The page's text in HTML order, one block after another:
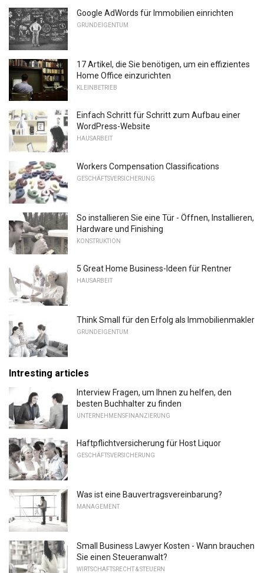
Google AdWords für Immobilien einrichten
GRUNDEIGENTUM
17 Artikel, die Sie benötigen, um ein effizientes
Home Office einzurichten
KLEINBETRIEB
Einfach Schritt für Schritt zum Aufbau einer
WordPress-Website
HAUSARBEIT
Workers Compensation Classifications
GESCHÄFTSVERSICHERUNG
So installieren Sie eine Tür - Öffnen, Installieren,
Hardware und Finishing
KONSTRUKTION
5 Great Home Business-Ideen für Rentner
HAUSARBEIT
Think Small für den Erfolg als Immobilienmakler
GRUNDEIGENTUM
Intresting articles
Interview Fragen, um Ihnen zu helfen, den
besten Buchhalter zu finden
UNTERNEHMENSFINANZIERUNG
Haftpflichtversicherung für Host Liquor
GESCHÄFTSVERSICHERUNG
Was ist eine Bauvertragsvereinbarung?
MANAGEMENT
Small Business Lawyer Kosten - Wann brauchen
Sie einen Steueranwalt?
WIRTSCHAFTSRECHT & STEUERN